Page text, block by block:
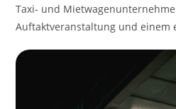
Taxi- und
Auftaktveranstaltung und einem